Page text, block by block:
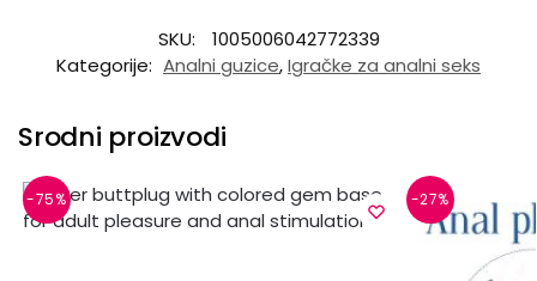
SKU:
1005006042772339
Kategorije: Analni guzice,Igračke za analni seks
Srodni proizvodi
-75% -27%